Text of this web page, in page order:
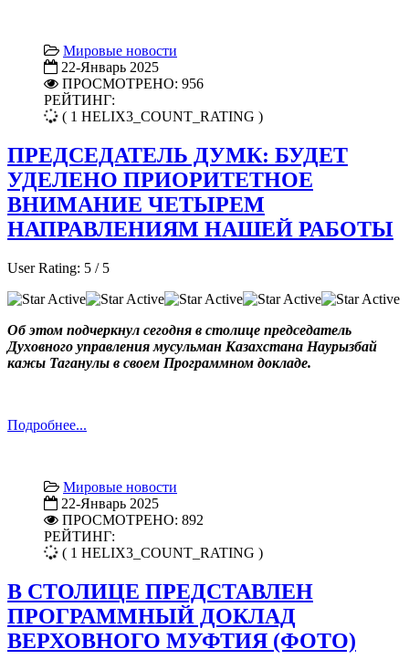
Мировые новости
22-Январь 2025
ПРОСМОТРЕНО: 956
РЕЙТИНГ:
( 1 HELIX3_COUNT_RATING )
ПРЕДСЕДАТЕЛЬ ДУМК: БУДЕТ
УДЕЛЕНО ПРИОРИТЕТНОЕ
ВНИМАНИЕ ЧЕТЫРЕМ
НАПРАВЛЕНИЯМ НАШЕЙ РАБОТЫ
User Rating: 5 / 5
Об этом подчеркнул сегодня в столице председатель
Духовного управления мусульман Казахстана Наурызбай
кажы Таганулы в своем Программном докладе.
Подробнее...
Мировые новости
22-Январь 2025
ПРОСМОТРЕНО: 892
РЕЙТИНГ:
( 1 HELIX3_COUNT_RATING )
В СТОЛИЦЕ ПРЕДСТАВЛЕН
ПРОГРАММНЫЙ ДОКЛАД
ВЕРХОВНОГО МУФТИЯ (ФОТО)